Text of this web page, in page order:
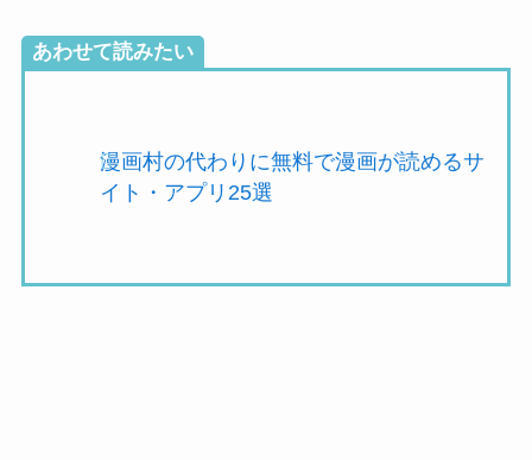
あわせて読みたい
漫画村の代わりに無料で漫画が読めるサ
イト・アプリ25選